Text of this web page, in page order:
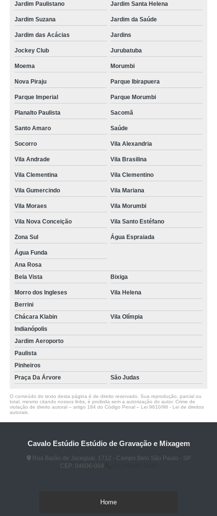
Jardim Paulistano Jardim Santa Helena
Jardim Suzana Jardim da Saúde
Jardim das Acácias Jardins
Jockey Club Jurubatuba
Moema Morumbi
Nova Piraju Parque Ibirapuera
Parque Imperial Parque Morumbi
Planalto Paulista Sacomã
Santo Amaro Saúde
Socorro Vila Alexandria
Vila Andrade Vila Brasilina
Vila Clementina Vila Clementino
Vila Gumercindo Vila Mariana
Vila Moraes Vila Morumbi
Vila Nova Conceição Vila Santo Estéfano
Zona Sul Água Espraiada
Água Funda
Ana Rosa
Bela Vista
Bixiga
Morro dos Ingleses
Vila Helena
Berrini
Chácara Klabin
Vila Olímpia
Indianópolis
Jardim Aeroporto
Paulista
Pinheiros
Praça Da Árvore
São Judas
O conteúdo do texto desta página é de direito reservado. Sua reprodução, parcial ou
total, mesmo citando nossos links, é proibida sem a autorização do autor. Crime de
violação de direito autoral – artigo 184 do Código Penal – Lei 9610/98 - Lei de direitos
autorais
Cavalo Estúdio Estúdio de Gravação e Mixagem
Rua Barão de Jaceguai, 1712 - Campo Belo São Paulo - SP
CEP: 04606-004
Home